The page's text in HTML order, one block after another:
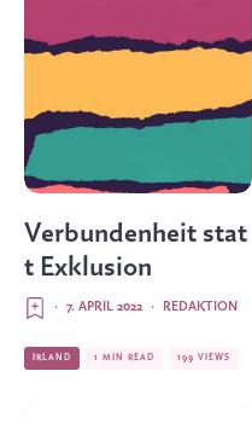
Verbundenheit stat
t Exklusion
REDAKTION
·
7. APRIL 2022
·
IRLAND 1 MIN READ 199 VIEWS